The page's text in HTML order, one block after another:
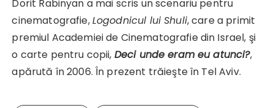
Dorit Rabinyan a mai scris un scenariu pentru
cinematografie,Logodnicul lui Shuli, care a primit
premiul Academiei de Cinematografie din Israel, şi
o carte pentru copii, Deci unde eram eu atunci?,
apărută în 2006. În prezent trăieşte în Tel Aviv.